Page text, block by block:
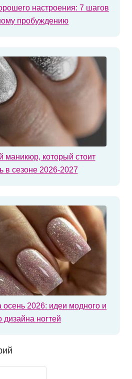
настроения: 7 шагов
пробуждению
который стоит
в сезоне 2026-2027
2026: идеи модного и
дизайна ногтей